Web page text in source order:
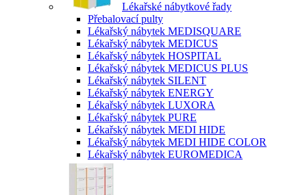
Lékařské nábytkové řady
Přebalovací pulty
Lékařský nábytek MEDISQUARE
Lékařský nábytek MEDICUS
Lékařský nábytek HOSPITAL
Lékařský nábytek MEDICUS PLUS
Lékařský nábytek SILENT
Lékařský nábytek ENERGY
Lékařský nábytek LUXORA
Lékařský nábytek PURE
Lékařský nábytek MEDI HIDE
Lékařský nábytek MEDI HIDE COLOR
Lékařský nábytek EUROMEDICA